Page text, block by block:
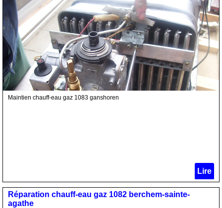
Maintien chauff-eau gaz 1083 ganshoren
Lire
Réparation chauff-eau gaz 1082 berchem-sainte-
agathe